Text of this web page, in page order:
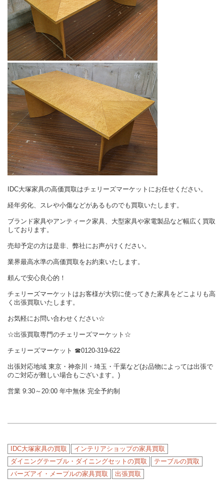
IDC大塚家具の高価買取はチェリーズマーケットにお任せください。
経年劣化、スレや小傷などがあるものでも買取いたします。
ブランド家具やアンティーク家具、大型家具や家電製品など幅広く買取
しております。
売却予定の方は是非、弊社にお声がけください。
業界最高水準の高価買取をお約束いたします。
頼んで安心良心的！
チェリーズマーケットはお客様が大切に使ってきた家具をどこよりも高
く出張買取いたします。
お気軽にお問い合わせください☆
☆出張買取専門のチェリーズマーケット☆
チェリーズマーケット ☎︎0120-319-622
出張対応地域 東京・神奈川・埼玉・千葉など(お品物によっては出張で
のご対応が難しい場合もございます。)
営業 9:30～20:00 年中無休 完全予約制
IDC大塚家具の買取
インテリアショップの家具買取
ダイニングテーブル・ダイニングセットの買取
テーブルの買取
バーズアイ・メープルの家具買取
出張買取